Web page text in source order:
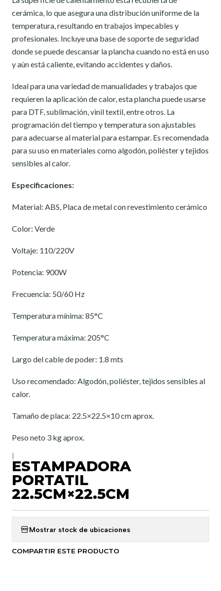
cerámica, lo que asegura una distribución uniforme de la
temperatura, resultando en trabajos impecables y
profesionales. Incluye una base de soporte de seguridad
donde se puede descansar la plancha cuando no está en uso
y aún está caliente, evitando accidentes y daños.
Ideal para una variedad de manualidades y trabajos que
requieren la aplicación de calor, esta plancha puede usarse
para DTF, sublimación, vinil textil, entre otros. La
programación del tiempo y temperatura son ajustables
para adecuarse al material para estampar. Es recomendada
para su uso en materiales como algodón, poliéster y tejidos
sensibles al calor.
Especificaciones:
Material: ABS, Placa de metal con revestimiento cerámico
Color: Verde
Voltaje: 110/220V
Potencia: 900W
Frecuencia: 50/60 Hz
Temperatura mínima: 85°C
Temperatura máxima: 205°C
Largo del cable de poder: 1.8 mts
Uso recomendado: Algodón, poliéster, tejidos sensibles al
calor.
Tamaño de placa: 22.5×22.5×10 cm aprox.
Peso neto 3 kg aprox.
ESTAMPADORA
PORTATIL
22.5CM×22.5CM
Mostrar stock de ubicaciones
COMPARTIR ESTE PRODUCTO